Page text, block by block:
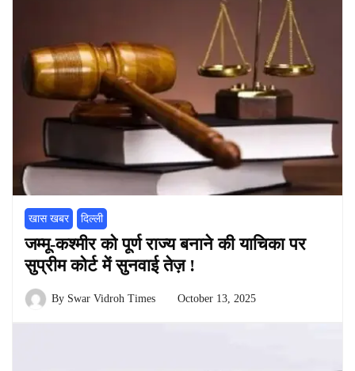
खास खबर दिल्ली
जम्मू-कश्मीर को पूर्ण राज्य बनाने की याचिका पर
सुप्रीम कोर्ट में सुनवाई तेज़ !
By Swar Vidroh Times October 13, 2025